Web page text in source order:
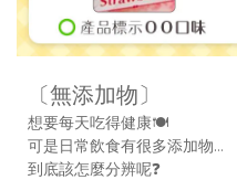
〔無添加物〕
想要每天吃得健康🍽
可是日常飲食有很多添加物…
到底該怎麼分辨呢❓